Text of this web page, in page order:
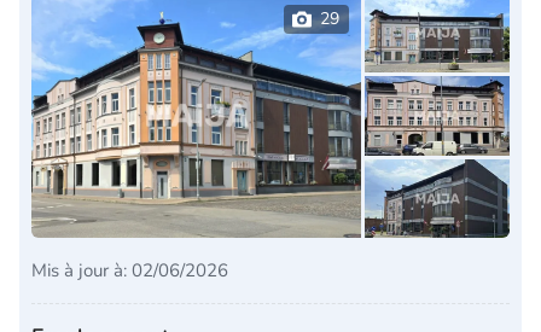
29
Mis à jour à: 02/06/2026